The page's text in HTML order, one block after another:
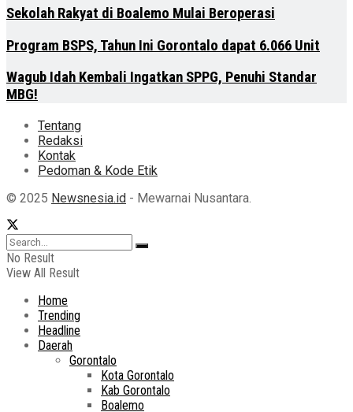
Sekolah Rakyat di Boalemo Mulai Beroperasi
Program BSPS, Tahun Ini Gorontalo dapat 6.066 Unit
Wagub Idah Kembali Ingatkan SPPG, Penuhi Standar
MBG!
Tentang
Redaksi
Kontak
Pedoman & Kode Etik
© 2025 Newsnesia.id - Mewarnai Nusantara.
No Result
View All Result
Home
Trending
Headline
Daerah
Gorontalo
Kota Gorontalo
Kab Gorontalo
Boalemo